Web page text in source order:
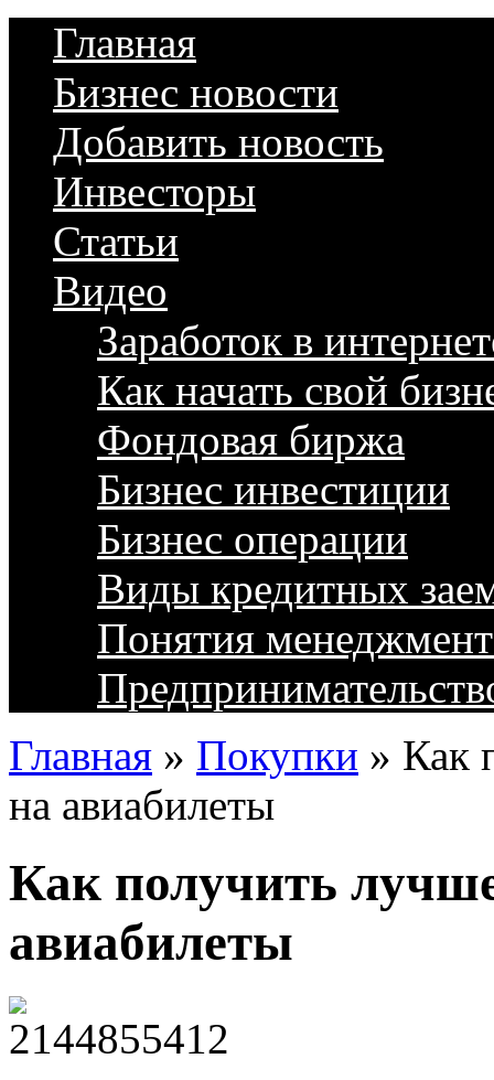
Главная
Бизнес новости
Добавить новость
Инвесторы
Статьи
Видео
Заработок в
Как начать свой
Фондовая биржа
Бизнес инвестиции
Бизнес операции
Виды кредитных
Понятия
Главная » Покупки » Как
на авиабилеты
Как получить
авиабилеты